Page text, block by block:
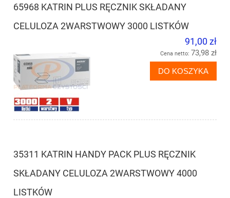
65968 KATRIN PLUS RĘCZNIK SKŁADANY
CELULOZA 2WARSTWOWY 3000 LISTKÓW
91,00 zł
Cena netto: 73,98 zł
DO KOSZYKA
35311 KATRIN HANDY PACK PLUS RĘCZNIK
SKŁADANY CELULOZA 2WARSTWOWY 4000
LISTKÓW